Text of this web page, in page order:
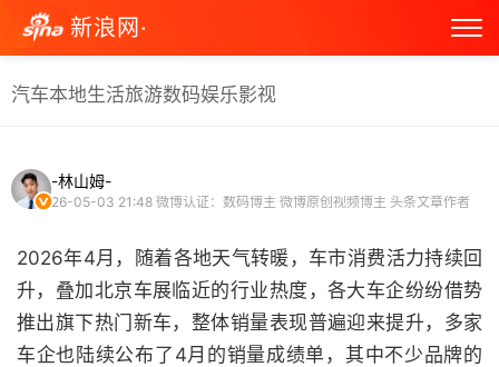
新浪网·
汽车本地生活旅游数码娱乐影视
-林山姆-
26-05-03 21:48 微博认证：数码博主 微博原创视频博主 头条文章作者
2026年4月，随着各地天气转暖，车市消费活力持续回
升，叠加北京车展临近的行业热度，各大车企纷纷借势
推出旗下热门新车，整体销量表现普遍迎来提升，多家
车企也陆续公布了4月的销量成绩单，其中不少品牌的